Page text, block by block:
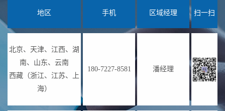
地区 手机 区域经理 扫一扫
北京、天津、江西、湖
南、山东、云南
西藏（浙江、江苏、上
海）
180-7227-8581 潘经理